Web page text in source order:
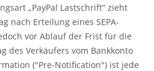
„PayPal Lastschrift“ zieht
nach Erteilung eines SEPA-
vor Ablauf der Frist für die
des Verkäufers vom Bankkonto
("Pre-Notification") ist jede